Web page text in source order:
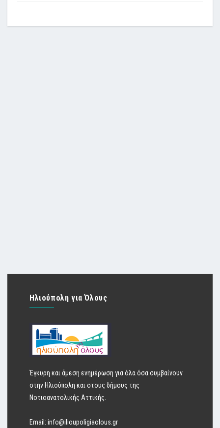
Ηλιούπολη για Όλους
Έγκυρη και άμεση ενημέρωση για όλα όσα συμβαίνουν
στην Ηλιούπολη και στους δήμους της
Νοτιοανατολικής Αττικής.
Email: info@ilioupoligiaolous.gr